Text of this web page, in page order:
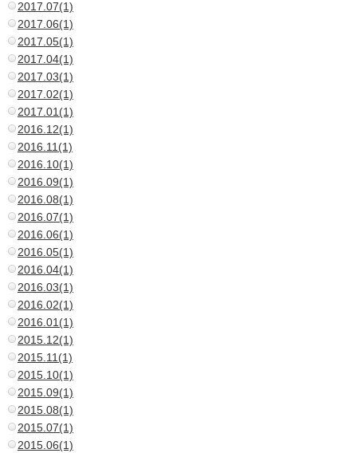
2017.07(1)
2017.06(1)
2017.05(1)
2017.04(1)
2017.03(1)
2017.02(1)
2017.01(1)
2016.12(1)
2016.11(1)
2016.10(1)
2016.09(1)
2016.08(1)
2016.07(1)
2016.06(1)
2016.05(1)
2016.04(1)
2016.03(1)
2016.02(1)
2016.01(1)
2015.12(1)
2015.11(1)
2015.10(1)
2015.09(1)
2015.08(1)
2015.07(1)
2015.06(1)